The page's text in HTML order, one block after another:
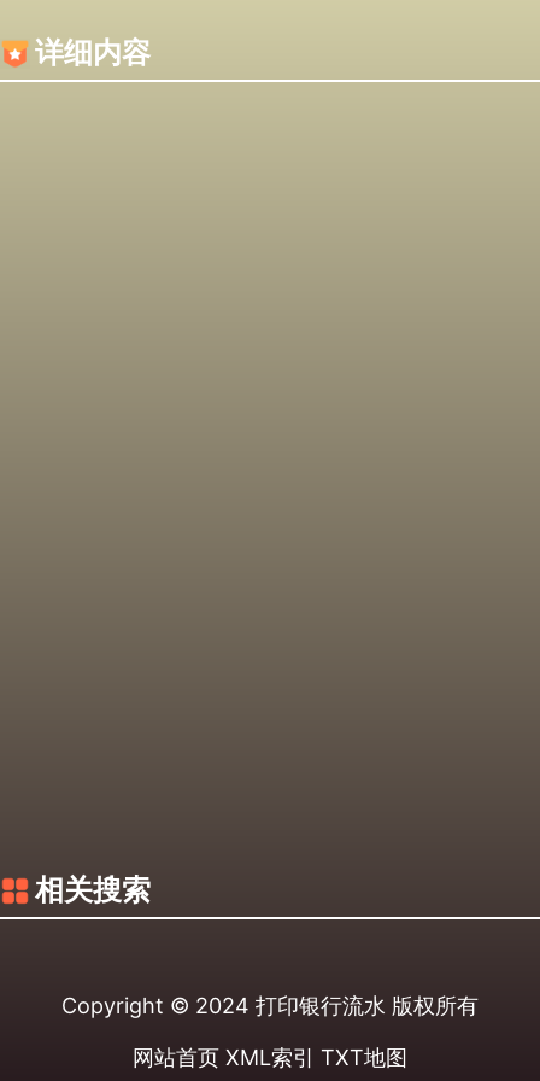
详细内容
相关搜索
Copyright © 2024 打印银行流水 版权所有
网站首页 XML索引 TXT地图